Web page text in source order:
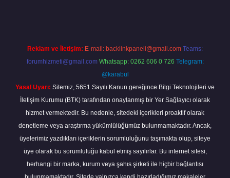
Reklam ve İletişim: E-mail: backlinkpaneli@gmail.com Teams:
forumhizmeti@gmail.com Whatsapp: 0262 606 0 726 Telegram:
@karabul
Yasal Uyarı: Sitemiz, 5651 Sayılı Kanun gereğince Bilgi Teknolojileri ve
İletişim Kurumu (BTK) tarafından onaylanmış bir Yer Sağlayıcı olarak
hizmet vermektedir. Bu nedenle, sitedeki içerikleri proaktif olarak
denetleme veya araştırma yükümlülüğümüz bulunmamaktadır. Ancak,
üyelerimiz yazdıkları içeriklerin sorumluluğunu taşımakta olup, siteye
üye olarak bu sorumluluğu kabul etmiş sayılırlar. Bu internet sitesi,
herhangi bir marka, kurum veya şahıs şirketi ile hiçbir bağlantısı